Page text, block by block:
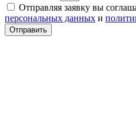
Отправляя заявку вы
персональных данных и
Отправить